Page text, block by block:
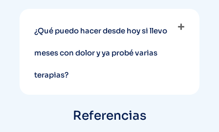
¿Qué puedo hacer desde hoy si llevo
meses con dolor y ya probé varias
terapias?
Referencias